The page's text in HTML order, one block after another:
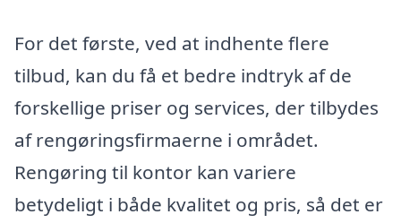
For det første, ved at indhente flere
tilbud, kan du få et bedre indtryk af de
forskellige priser og services, der tilbydes
af rengøringsfirmaerne i området.
Rengøring til kontor kan variere
betydeligt i både kvalitet og pris, så det er